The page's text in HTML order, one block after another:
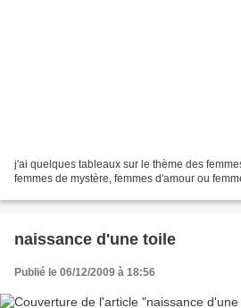
j'ai quelques tableaux sur le thème des
femmes de mystère, femmes d'amour ou
naissance d'une toile
Publié le 06/12/2009 à 18:56